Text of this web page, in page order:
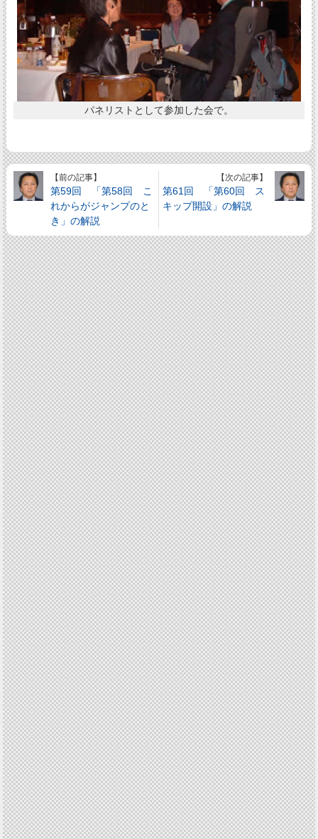
パネリストとして参加した会で。
【前の記事】
第59回 「第58回 こ
れからがジャンプのと
き」の解説
【次の記事】
第61回 「第60回 ス
キップ開設」の解説